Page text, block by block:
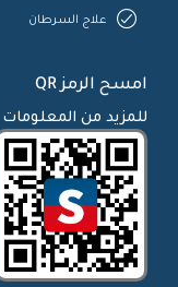
علاج السرطان
امسح الرمز QR
للمزيد من المعلومات